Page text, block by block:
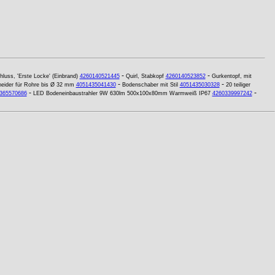
'Erste Locke' (Einbrand) 4260140521445- Quirl, Stabkopf 4260140523852- Gurkentopf, mit
für Rohre bis Ø 32 mm 4051435041430- Bodenschaber mit Stil 4051435030328- 20 teiliger
- LED Bodeneinbaustrahler 9W 630lm 500x100x80mm Warmweiß IP67 4260339997242-